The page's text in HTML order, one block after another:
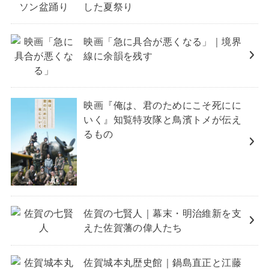
した夏祭り
映画「急に具合が悪くなる」｜境界
線に余韻を残す
映画『俺は、君のためにこそ死にに
いく』知覧特攻隊と鳥濱トメが伝え
るもの
佐賀の七賢人｜幕末・明治維新を支
えた佐賀藩の偉人たち
佐賀城本丸歴史館｜鍋島直正と江藤